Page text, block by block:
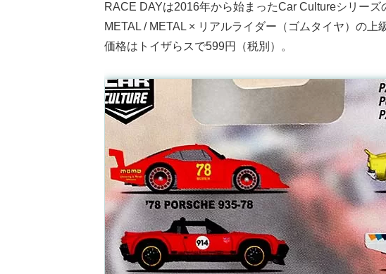
RACE DAYは2016年から始まったCar Cultureシリー
METAL / METAL × リアルライダー（ゴムタイヤ）の上
価格はトイザらスで599円（税別）。